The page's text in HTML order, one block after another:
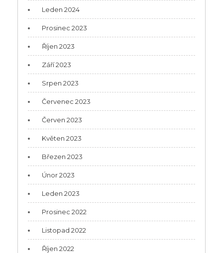
Leden 2024
Prosinec 2023
Říjen 2023
Září 2023
Srpen 2023
Červenec 2023
Červen 2023
Květen 2023
Březen 2023
Únor 2023
Leden 2023
Prosinec 2022
Listopad 2022
Říjen 2022